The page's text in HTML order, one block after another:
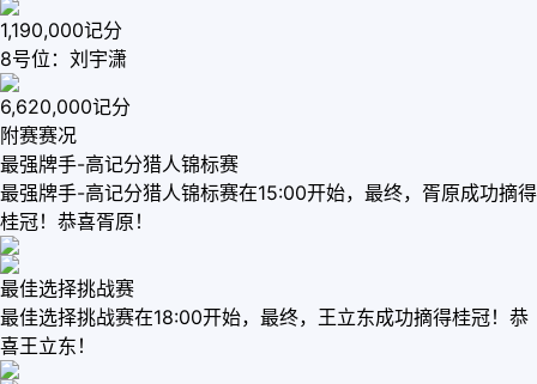
1,190,000记分
8号位：刘宇潇
6,620,000记分
附赛赛况
最强牌手-高记分猎人锦标赛
最强牌手-高记分猎人锦标赛在15:00开始，最终，胥原成功摘得
桂冠！恭喜胥原！
最佳选择挑战赛
最佳选择挑战赛在18:00开始，最终，王立东成功摘得桂冠！恭
喜王立东！